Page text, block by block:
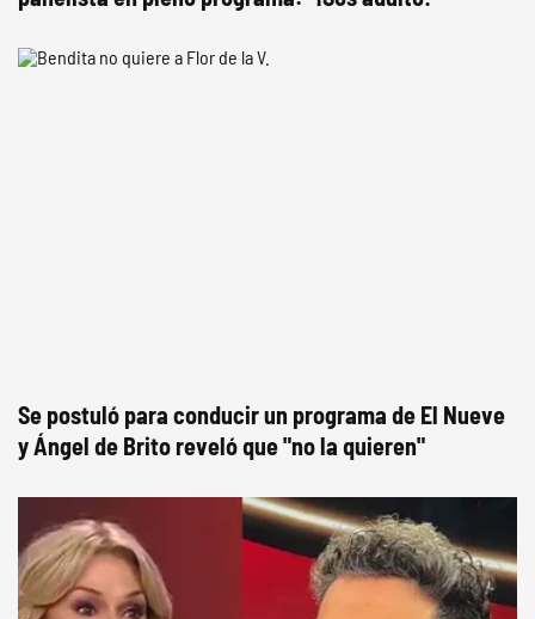
Se postuló para conducir un programa de El Nueve
y Ángel de Brito reveló que "no la quieren"